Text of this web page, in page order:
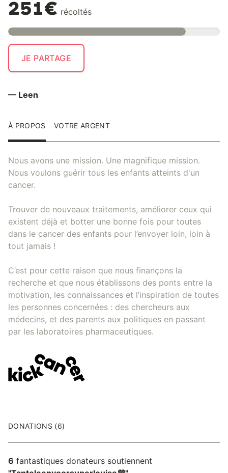
251€ récoltés
JE PARTAGE
— Leen
À PROPOS VOTRE ARGENT
Nous avons une mission. Une magnifique mission.
Nous voulons guérir tous les enfants atteints d'un
cancer.
Trouver de nouveaux traitements, améliorer ceux qui
existent déjà et botter une bonne fois pour toutes
dans le cancer des enfants pour l’envoyer loin, loin à
tout jamais !
C’est pour cette raison que nous finançons la
recherche et que nous établissons des ponts entre la
motivation, les connaissances et l’inspiration de toutes
les personnes concernées : des chercheurs aux
médecins, et des parents aux politiques en passant
par les laboratoires pharmaceutiques.
DONATIONS (6)
6 fantastiques donateurs soutiennent